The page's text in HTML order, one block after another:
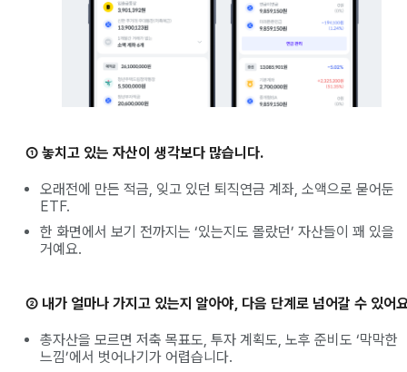
① 놓치고 있는 자산이 생각보다 많습니다.
오래전에 만든 적금, 잊고 있던 퇴직연금 계좌, 소액으로 묻어둔
ETF.
한 화면에서 보기 전까지는 ‘있는지도 몰랐던’ 자산들이 꽤 있을
거예요.
② 내가 얼마나 가지고 있는지 알아야, 다음 단계로 넘어갈 수 있어
총자산을 모르면 저축 목표도, 투자 계획도, 노후 준비도 ‘막막한
느낌’에서 벗어나기가 어렵습니다.